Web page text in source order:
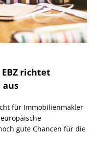
richtet
für Immobilienmakler
gute Chancen für die